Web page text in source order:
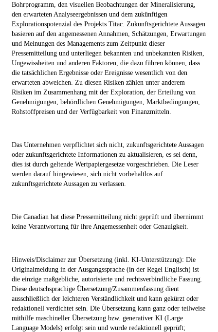
Bohrprogramm, den visuellen Beobachtungen der Mineralisierung,
den erwarteten Analyseergebnissen und dem zukünftigen
Explorationspotenzial des Projekts Titac. Zukunftsgerichtete Aussagen
basieren auf den angemessenen Annahmen, Schätzungen, Erwartungen
und Meinungen des Managements zum Zeitpunkt dieser
Pressemitteilung und unterliegen bekannten und unbekannten Risiken,
Ungewissheiten und anderen Faktoren, die dazu führen können, dass
die tatsächlichen Ergebnisse oder Ereignisse wesentlich von den
erwarteten abweichen. Zu diesen Risiken zählen unter anderem
Risiken im Zusammenhang mit der Exploration, der Erteilung von
Genehmigungen, behördlichen Genehmigungen, Marktbedingungen,
Rohstoffpreisen und der Verfügbarkeit von Finanzmitteln.
Das Unternehmen verpflichtet sich nicht, zukunftsgerichtete Aussagen
oder zukunftsgerichtete Informationen zu aktualisieren, es sei denn,
dies ist durch geltende Wertpapiergesetze vorgeschrieben. Die Leser
werden darauf hingewiesen, sich nicht vorbehaltlos auf
zukunftsgerichtete Aussagen zu verlassen.
Die Canadian hat diese Pressemitteilung nicht geprüft und übernimmt
keine Verantwortung für ihre Angemessenheit oder Genauigkeit.
Hinweis/Disclaimer zur Übersetzung (inkl. KI-Unterstützung): Die
Originalmeldung in der Ausgangssprache (in der Regel Englisch) ist
die einzige maßgebliche, autorisierte und rechtsverbindliche Fassung.
Diese deutschsprachige Übersetzung/Zusammenfassung dient
ausschließlich der leichteren Verständlichkeit und kann gekürzt oder
redaktionell verdichtet sein. Die Übersetzung kann ganz oder teilweise
mithilfe maschineller Übersetzung bzw. generativer KI (Large
Language Models) erfolgt sein und wurde redaktionell geprüft;